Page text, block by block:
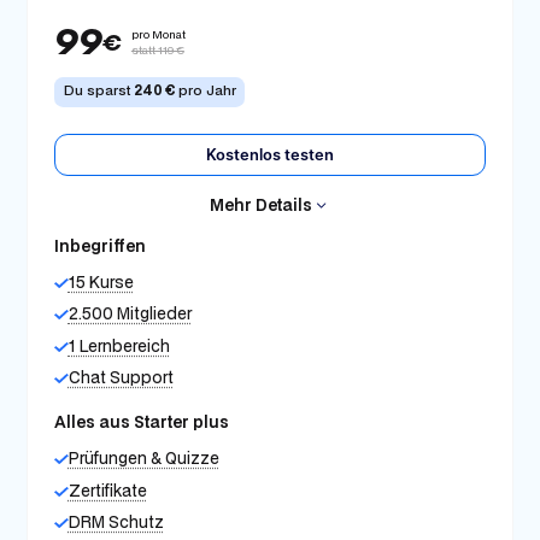
99€
pro Monat
statt 119 €
Du sparst 240 € pro Jahr
Kostenlos testen
Mehr Details
Inbegriffen
15 Kurse
2.500 Mitglieder
1 Lernbereich
Chat Support
Alles aus Starter plus
Prüfungen & Quizze
Zertifikate
DRM Schutz